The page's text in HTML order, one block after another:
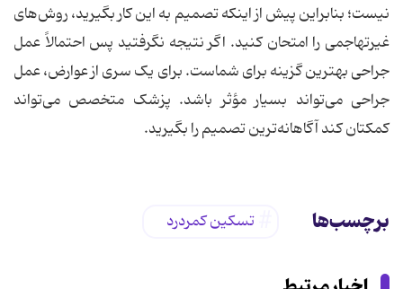
نیست؛ بنابراین پیش از اینکه تصمیم به این کار بگیرید، روش‌های
غیرتهاجمی را امتحان کنید. اگر نتیجه نگرفتید پس احتمالاً عمل
جراحی بهترین گزینه برای شماست. برای یک سری از عوارض، عمل
جراحی می‌تواند بسیار مؤثر باشد. پزشک متخصص می‌تواند
کمکتان کند آگاهانه‌ترین تصمیم را بگیرید.
برچسب‌ها تسکین کمردرد